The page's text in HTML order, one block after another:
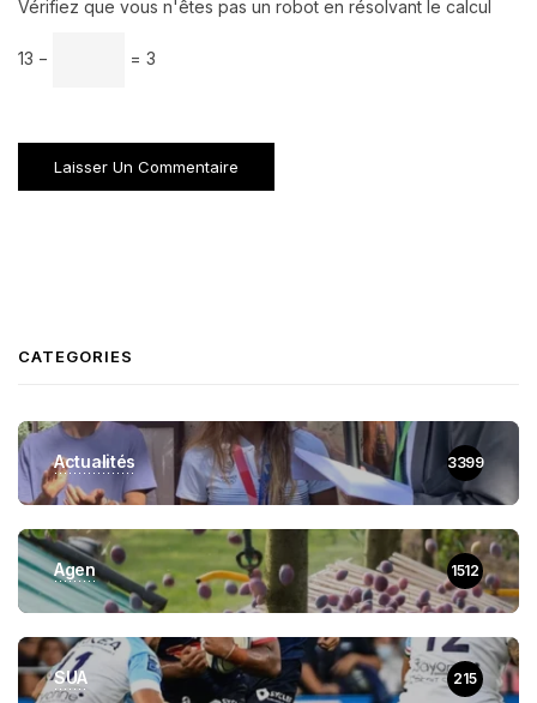
Vérifiez que vous n'êtes pas un robot en résolvant le calcul
13 − = 3
CATEGORIES
Actualités 3399
Agen 1512
SUA 215